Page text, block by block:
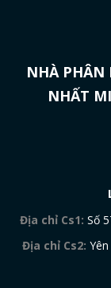
NHÀ PHÂN
NHẤT
Địa chỉ Cs1: Số
Địa chỉ Cs2: